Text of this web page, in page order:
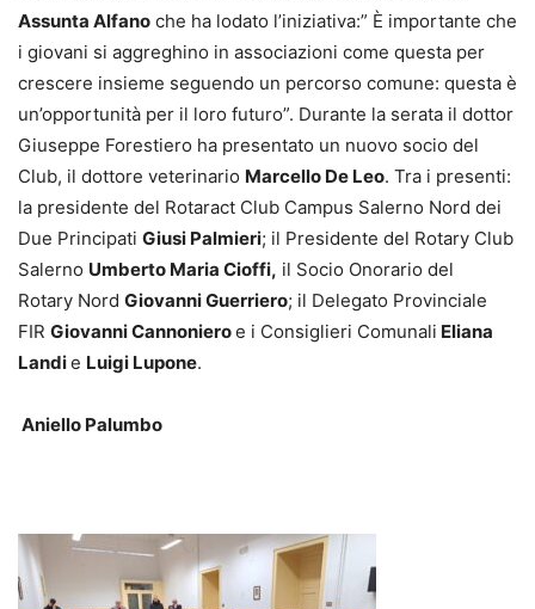
Assunta Alfano che ha lodato l’iniziativa:” È importante che
i giovani si aggreghino in associazioni come questa per
crescere insieme seguendo un percorso comune: questa è
un’opportunità per il loro futuro”. Durante la serata il dottor
Giuseppe Forestiero ha presentato un nuovo socio del
Club, il dottore veterinario Marcello De Leo. Tra i presenti:
la presidente del Rotaract Club Campus Salerno Nord dei
Due Principati Giusi Palmieri; il Presidente del Rotary Club
Salerno Umberto Maria Cioffi, il Socio Onorario del
Rotary Nord Giovanni Guerriero; il Delegato Provinciale
FIR Giovanni Cannonieroe i Consiglieri Comunali Eliana
Landie Luigi Lupone.
Aniello Palumbo